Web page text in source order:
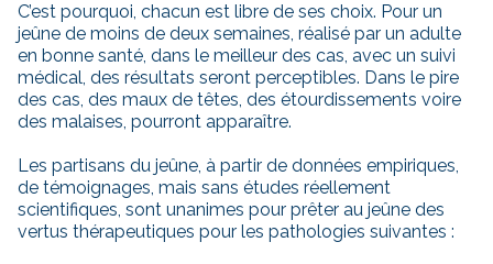
C’est pourquoi, chacun est libre de ses choix. Pour un
jeûne de moins de deux semaines, réalisé par un adulte
en bonne santé, dans le meilleur des cas, avec un suivi
médical, des résultats seront perceptibles. Dans le pire
des cas, des maux de têtes, des étourdissements voire
des malaises, pourront apparaître.
Les partisans du jeûne, à partir de données empiriques,
de témoignages, mais sans études réellement
scientifiques, sont unanimes pour prêter au jeûne des
vertus thérapeutiques pour les pathologies suivantes :